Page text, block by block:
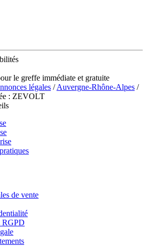
le greffe immédiate et gratuite
légales /Auvergne-Rhône-Alpes /
: ZEVOLT
de vente
RGPD